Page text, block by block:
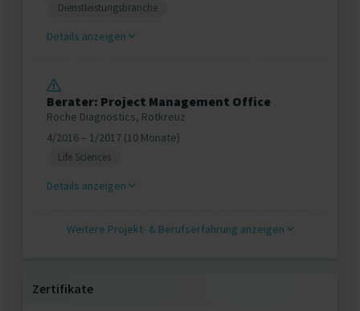
Dienstleistungsbranche
Details anzeigen
Berater: Project Management Office
Roche Diagnostics, Rotkreuz
4/2016 – 1/2017 (10 Monate)
Life Sciences
Details anzeigen
Weitere Projekt‐ & Berufserfahrung anzeigen
Zertifikate